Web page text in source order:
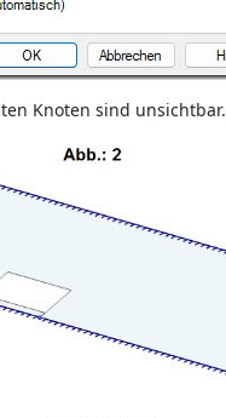
Knoten sind unsichtbar.